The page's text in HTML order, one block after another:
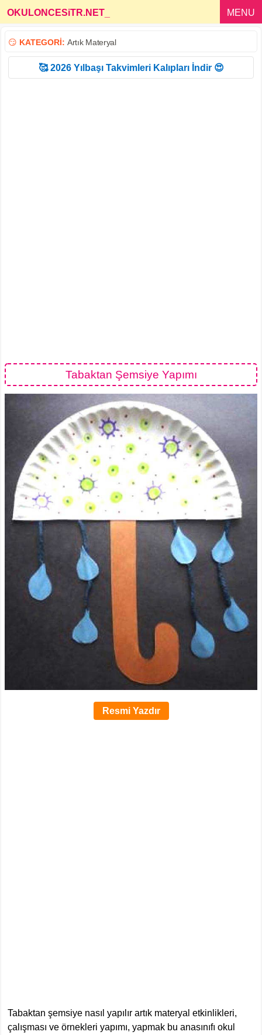
OKULONCESiTR.NET MENU
😏 KATEGORİ: Artık Materyal
🥰 2026 Yılbaşı Takvimleri Kalıpları İndir 😍
Tabaktan Şemsiye Yapımı
Resmi Yazdır
Tabaktan şemsiye nasıl yapılır artık materyal etkinlikleri,
çalışması ve örnekleri yapımı, yapmak bu anasınıfı okul